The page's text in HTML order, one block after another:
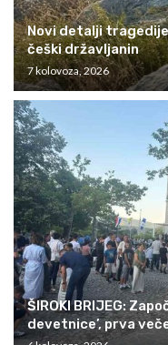
Novi detalji
češki državljanin
7 kolovoza, 2026
ŠIROKI BRIJEG:
devetnice’, prva